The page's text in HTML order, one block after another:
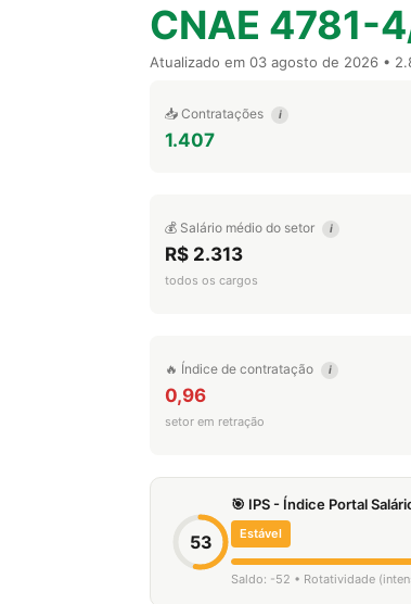
CNAE 4781-
Atualizado em 03 agosto de 2026 •
📥 Contratações i
1.407
💰 Salário médio do setor i
R$ 2.313
todos os cargos
🔥 Índice de contratação i
0,96
setor em retração
53
🎯 IPS - Índice Portal
Estável
Saldo: -52 • Rotatividade